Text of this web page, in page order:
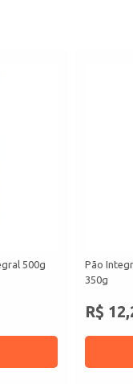
500g
Pão
350g
R$